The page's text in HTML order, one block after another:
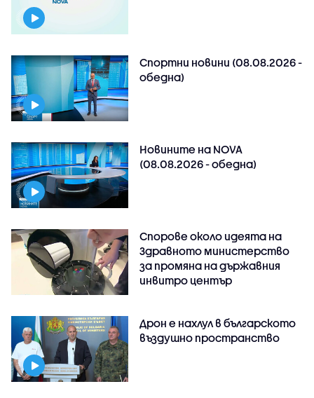
Спортни новини (08.08.2026 -
обедна)
Новините на NOVA
(08.08.2026 - обедна)
Спорове около идеята на
Здравното министерство
за промяна на държавния
инвитро център
Дрон е нахлул в българското
въздушно пространство